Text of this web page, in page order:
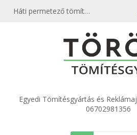
Háti permetező tömítések - Épületgépészeti tömítések a gyártótól, akciós ár egyedi méretben is
Egyedi Tömítésgyártás és